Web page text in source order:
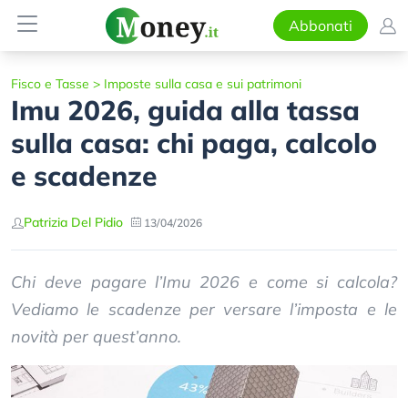
Abbonati
Fisco e Tasse > Imposte sulla casa e sui patrimoni
Imu 2026, guida alla tassa
sulla casa: chi paga, calcolo
e scadenze
Patrizia Del Pidio 13/04/2026
Chi deve pagare l’Imu 2026 e come si calcola?
Vediamo le scadenze per versare l’imposta e le
novità per quest’anno.